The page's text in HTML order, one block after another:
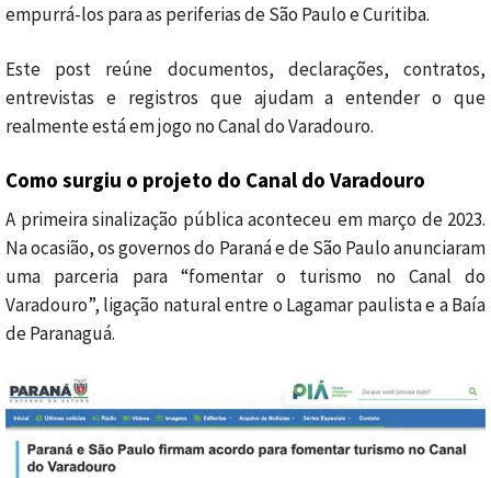
empurrá-los para as periferias de São Paulo e Curitiba.
Este post reúne documentos, declarações, contratos,
entrevistas e registros que ajudam a entender o que
realmente está em jogo no Canal do Varadouro.
Como surgiu o projeto do Canal do Varadouro
A primeira sinalização pública aconteceu em março de 2023.
Na ocasião, os governos do Paraná e de São Paulo anunciaram
uma parceria para “fomentar o turismo no Canal do
Varadouro”, ligação natural entre o Lagamar paulista e a Baía
de Paranaguá.